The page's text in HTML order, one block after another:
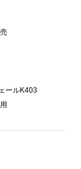
ールK403
用